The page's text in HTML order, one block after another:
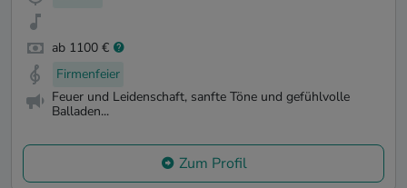
ab 1100 €
Firmenfeier
Feuer und Leidenschaft, sanfte Töne und gefühlvolle
Balladen...
Zum Profil